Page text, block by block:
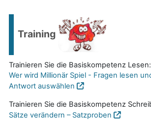
Training
Trainieren Sie die Basiskompetenz Lesen:
Wer wird Millionär Spiel - Fragen lesen
Antwort auswählen
Trainieren Sie die Basiskompetenz
Sätze verändern – Satzproben